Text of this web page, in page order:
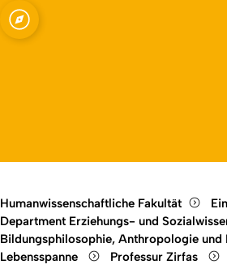
-
Open quicklink menu
Humanwissenschaftliche Fakultät
Department Erziehungs- und
Bildungsphilosophie, Anthropologie und
Lebensspanne
Professur Zirfas